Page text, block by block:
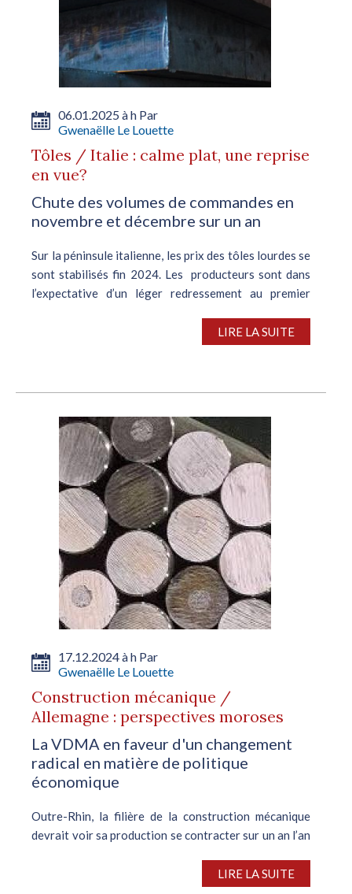
06.01.2025 à h Par
Gwenaëlle Le Louette
Tôles / Italie : calme plat, une reprise
en vue?
Chute des volumes de commandes en
novembre et décembre sur un an
Sur la péninsule italienne, les prix des tôles lourdes se
sont stabilisés fin 2024. Les producteurs sont dans
l’expectative d’un léger redressement au premier
LIRE LA SUITE
17.12.2024 à h Par
Gwenaëlle Le Louette
Construction mécanique /
Allemagne : perspectives moroses
La VDMA en faveur d'un changement
radical en matière de politique
économique
Outre-Rhin, la filière de la construction mécanique
devrait voir sa production se contracter sur un an l’an
Entre janvier et octobre derniers, la production a
LIRE LA SUITE